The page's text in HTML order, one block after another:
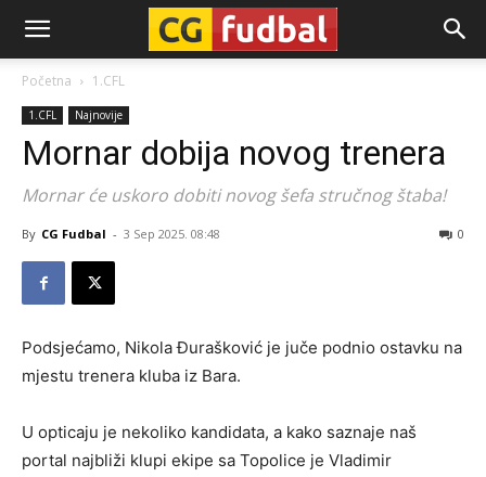
CG-
Fudbal
Početna 1.CFL
1.CFL Najnovije
Mornar dobija novog trenera
Mornar će uskoro dobiti novog šefa stručnog štaba!
By CG Fudbal - 3 Sep 2025. 08:48 0
Podsjećamo, Nikola Đurašković je juče podnio ostavku na
mjestu trenera kluba iz Bara.
U opticaju je nekoliko kandidata, a kako saznaje naš
portal najbliži klupi ekipe sa Topolice je Vladimir